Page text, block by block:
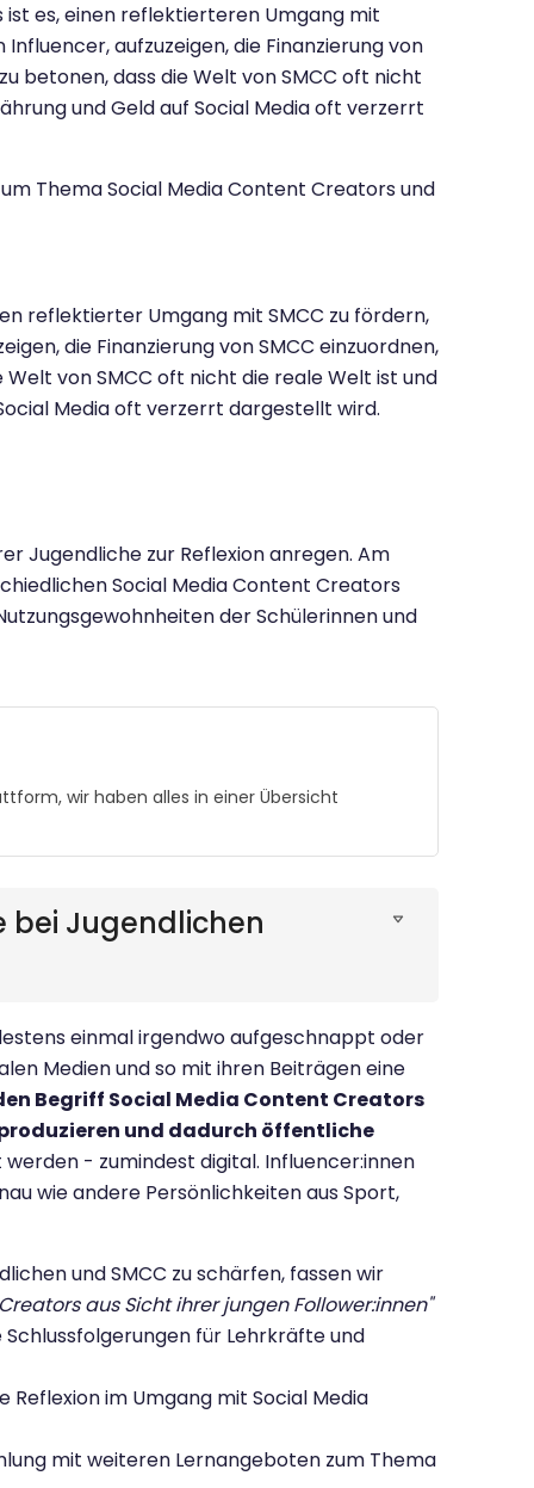
ist es, einen reflektierteren Umgang mit
aufzuzeigen, die Finanzierung von
betonen, dass die Welt von SMCC oft nicht
und Geld auf Social Media oft verzerrt
Thema Social Media Content Creators und
reflektierter Umgang mit SMCC zu fördern,
die Finanzierung von SMCC einzuordnen,
von SMCC oft nicht die reale Welt ist und
Media oft verzerrt dargestellt wird.
Jugendliche zur Reflexion anregen. Am
Social Media Content Creators
der Schülerinnen und
wir haben alles in einer Übersicht
bei Jugendlichen
einmal irgendwo aufgeschnappt oder
Medien und so mit ihren Beiträgen eine
Begriff Social Media Content Creators
und dadurch öffentliche
- zumindest digital. Influencer:innen
wie andere Persönlichkeiten aus Sport,
und SMCC zu schärfen, fassen wir
aus Sicht ihrer jungen Follower:innen"
für Lehrkräfte und
im Umgang mit Social Media
mit weiteren Lernangeboten zum Thema